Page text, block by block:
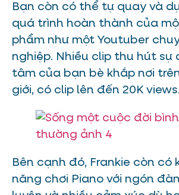
Bạn còn có thể tự quay và
quá trình hoàn thành của
phẩm như một Youtuber
nghiệp. Nhiều clip thu hút sự
tâm của bạn bè khắp nơi
giới, có clip lên đến 20K views.
Bên cạnh đó, Frankie còn có
năng chơi Piano với ngón